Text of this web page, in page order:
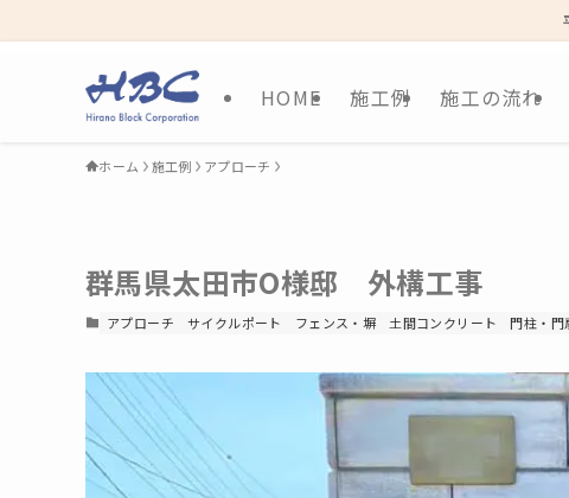
HOME 施工例 施工の流れ
ホーム 施工例 アプローチ
群馬県太田市O様邸 外構工事
アプローチ サイクルポート フェンス・塀 土間コンクリート 門柱・門